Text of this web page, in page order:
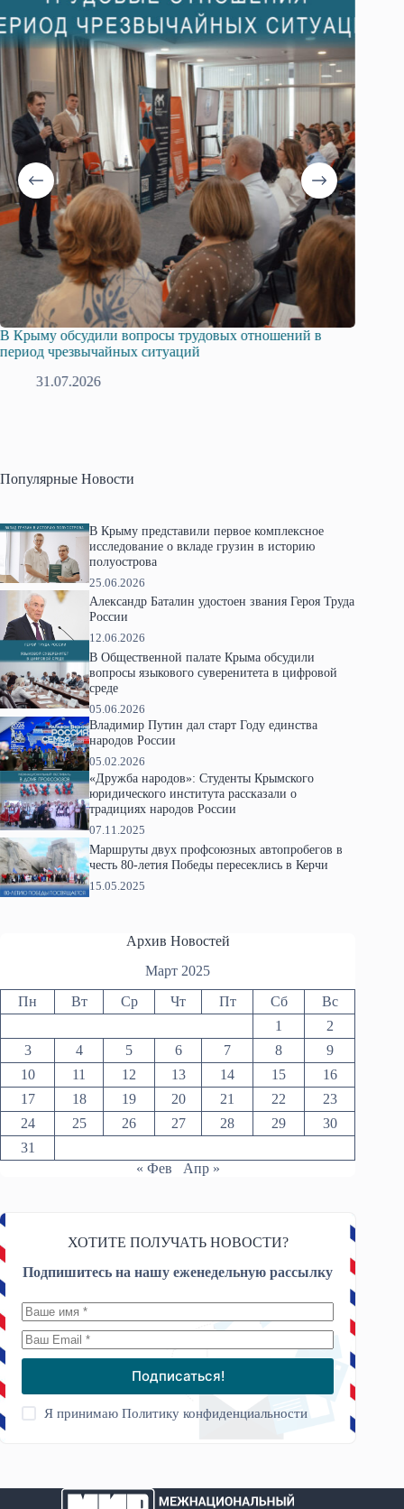
Русская община Крыма и Федерация независимых
профсоюзов Крыма укрепляют сотрудничество
28.07.2026
Популярные Новости
В Крыму представили первое комплексное
исследование о вкладе грузин в историю
полуострова
25.06.2026
Александр Баталин удостоен звания Героя Труда
России
12.06.2026
В Общественной палате Крыма обсудили
вопросы языкового суверенитета в цифровой
среде
05.06.2026
Владимир Путин дал старт Году единства
народов России
05.02.2026
«Дружба народов»: Студенты Крымского
юридического института рассказали о
традициях народов России
07.11.2025
Маршруты двух профсоюзных автопробегов в
честь 80-летия Победы пересеклись в Керчи
15.05.2025
Архив Новостей
Март 2025
Пн Вт Ср Чт Пт Сб
Вс
1
2
3
4 5 6 7 8
9
10
11 12 13 14 15
16
17
18 19 20 21 22
23
24
25 26 27 28 29
30
31
« Фев
Апр »
ХОТИТЕ ПОЛУЧАТЬ НОВОСТИ?
Подпишитесь на нашу еженедельную рассылку
Подписаться!
Я принимаюПолитику конфиденциальности